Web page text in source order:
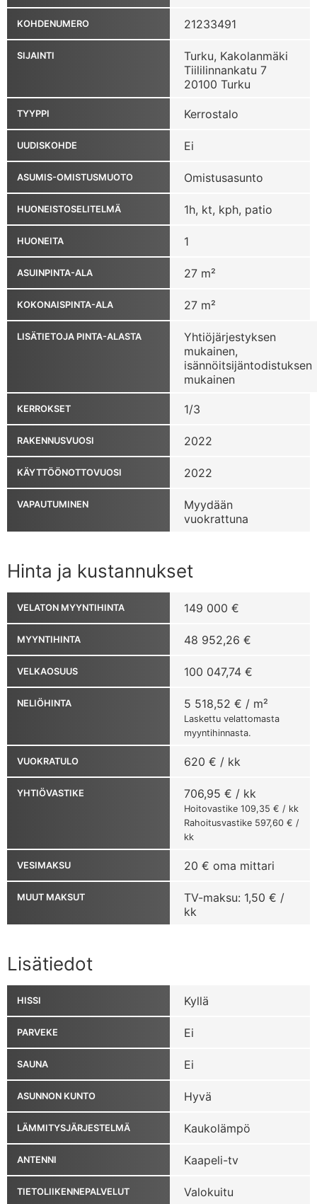
KOHDENUMERO 21233491
SIJAINTI
Turku, Kakolanmäki
Tiililinnankatu 7
20100 Turku
TYYPPI Kerrostalo
UUDISKOHDE Ei
ASUMIS-OMISTUSMUOTO Omistusasunto
HUONEISTOSELITELMÄ 1h, kt, kph, patio
HUONEITA 1
ASUINPINTA-ALA 27 m²
KOKONAISPINTA-ALA 27 m²
LISÄTIETOJA PINTA-ALASTA
Yhtiöjärjestyksen
mukainen,
isännöitsijäntodistuksen
mukainen
KERROKSET 1/3
RAKENNUSVUOSI 2022
KÄYTTÖÖNOTTOVUOSI 2022
VAPAUTUMINEN
Myydään
vuokrattuna
Hinta ja kustannukset
VELATON MYYNTIHINTA 149 000 €
MYYNTIHINTA 48 952,26 €
VELKAOSUUS 100 047,74 €
NELIÖHINTA 5 518,52 € / m²
Laskettu velattomasta
myyntihinnasta.
VUOKRATULO 620 € / kk
YHTIÖVASTIKE 706,95 € / kk
Hoitovastike 109,35 € / kk
Rahoitusvastike 597,60 € /
kk
VESIMAKSU 20 € oma mittari
MUUT MAKSUT
TV-maksu: 1,50 € /
kk
Lisätiedot
HISSI Kyllä
PARVEKE Ei
SAUNA Ei
ASUNNON KUNTO Hyvä
LÄMMITYSJÄRJESTELMÄ Kaukolämpö
ANTENNI Kaapeli-tv
TIETOLIIKENNEPALVELUT Valokuitu